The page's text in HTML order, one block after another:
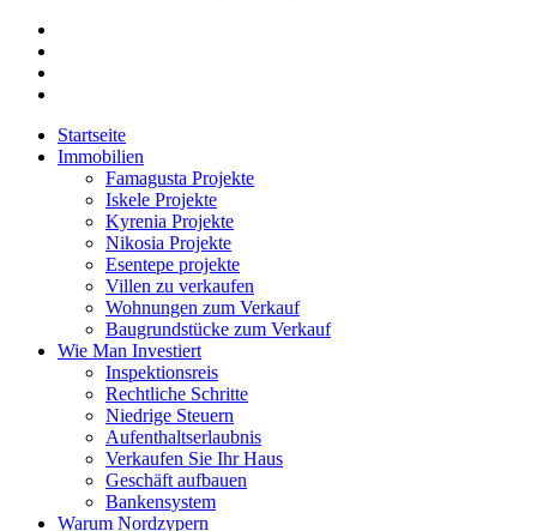
Startseite
Immobilien
Famagusta Projekte
Iskele Projekte
Kyrenia Projekte
Nikosia Projekte
Esentepe projekte
Villen zu verkaufen
Wohnungen zum Verkauf
Baugrundstücke zum Verkauf
Wie Man Investiert
Inspektionsreis
Rechtliche Schritte
Niedrige Steuern
Aufenthaltserlaubnis
Verkaufen Sie Ihr Haus
Geschäft aufbauen
Bankensystem
Warum Nordzypern